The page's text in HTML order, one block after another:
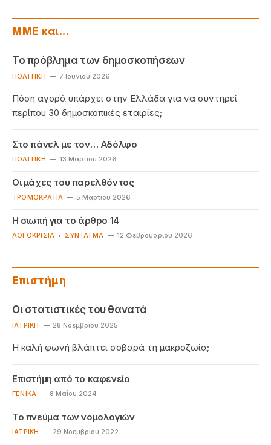
ΜΜΕ και...
Το πρόβλημα των δημοσκοπήσεων
ΠΟΛΙΤΙΚΉ 7 Ιουνίου 2026
Πόση αγορά υπάρχει στην Ελλάδα για να συντηρεί
περίπου 30 δημοσκοπικές εταιρίες;
Στο πάνελ με τον… Αδόλφο
ΠΟΛΙΤΙΚΉ 13 Μαρτίου 2026
Οι μάχες του παρελθόντος
TΡΟΜΟΚΡΑΤΊΑ 5 Μαρτίου 2026
Η σιωπή για το άρθρο 14
ΛΟΓΟΚΡΙΣΊΑ ΣΎΝΤΑΓΜΑ 12 Φεβρουαρίου 2026
Επιστήμη
Οι στατιστικές του θανατά
ΙΑΤΡΙΚΉ 28 Νοεμβρίου 2025
Η καλή φωνή βλάπτει σοβαρά τη μακροζωία;
Επιστήμη από το καφενείο
ΓΕΝΙΚΆ 8 Μαΐου 2024
Το πνεύμα των νομολογιών
ΙΑΤΡΙΚΉ 29 Νοεμβρίου 2022